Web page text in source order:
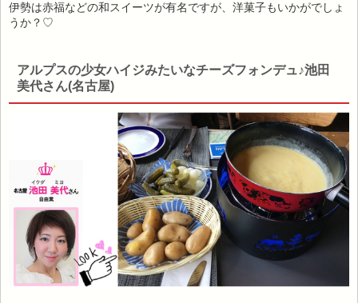
伊勢は赤福などの和スイーツが有名ですが、洋菓子もいかがでしょ
うか？♡
アルプスの少女ハイジみたいなチーズフォンデュ♪池田
美代さん(名古屋)